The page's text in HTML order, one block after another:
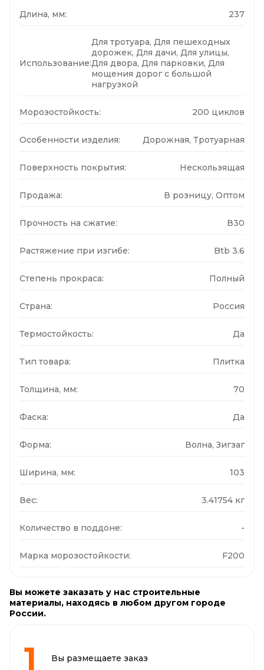
Длина, мм: 237
Использование:
Для тротуара, Для пешеходных
дорожек, Для дачи, Для улицы,
Для двора, Для парковки, Для
мощения дорог с большой
нагрузкой
Морозостойкость: 200 циклов
Особенности изделия: Дорожная, Тротуарная
Поверхность покрытия: Нескользящая
Продажа: В розницу, Оптом
Прочность на сжатие: В30
Растяжение при изгибе: Btb 3.6
Степень прокраса: Полный
Страна: Россия
Термостойкость: Да
Тип товара: Плитка
Толщина, мм: 70
Фаска: Да
Форма: Волна, Зигзаг
Ширина, мм: 103
Вес: 3.41754 кг
Количество в поддоне: -
Марка морозостойкости: F200
Вы можете заказать у нас строительные
материалы, находясь в любом другом городе
России.
Вы размещаете заказ